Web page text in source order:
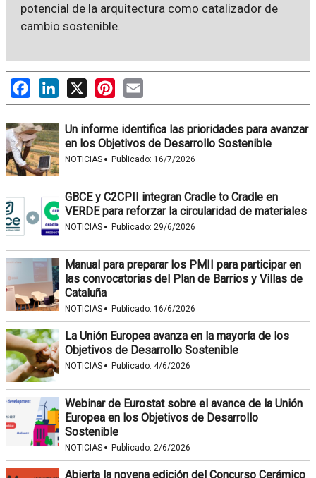
potencial de la arquitectura como catalizador de
cambio sostenible.
FacebookLinkedIn
X PinterestEmail
Un informe identifica las prioridades para avanzar
en los Objetivos de Desarrollo Sostenible
NOTICIAS · Publicado: 16/7/2026
GBCE y C2CPII integran Cradle to Cradle en
VERDE para reforzar la circularidad de materiales
NOTICIAS · Publicado: 29/6/2026
Manual para preparar los PMII para participar en
las convocatorias del Plan de Barrios y Villas de
Cataluña
NOTICIAS · Publicado: 16/6/2026
La Unión Europea avanza en la mayoría de los
Objetivos de Desarrollo Sostenible
NOTICIAS · Publicado: 4/6/2026
Webinar de Eurostat sobre el avance de la Unión
Europea en los Objetivos de Desarrollo
Sostenible
NOTICIAS · Publicado: 2/6/2026
Abierta la novena edición del Concurso Cerámico